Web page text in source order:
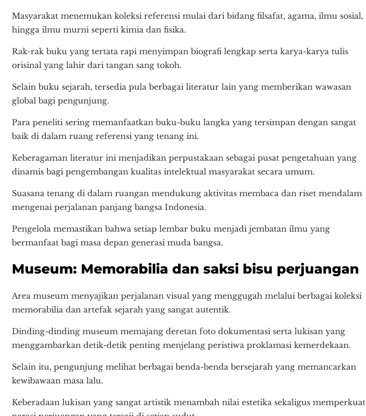
Masyarakat menemukan koleksi referensi mulai dari bidang filsafat, agama, ilmu sosial,
hingga ilmu murni seperti kimia dan fisika.
Rak-rak buku yang tertata rapi menyimpan biografi lengkap serta karya-karya tulis
orisinal yang lahir dari tangan sang tokoh.
Selain buku sejarah, tersedia pula berbagai literatur lain yang memberikan wawasan
global bagi pengunjung.
Para peneliti sering memanfaatkan buku-buku langka yang tersimpan dengan sangat
baik di dalam ruang referensi yang tenang ini.
Keberagaman literatur ini menjadikan perpustakaan sebagai pusat pengetahuan yang
dinamis bagi pengembangan kualitas intelektual masyarakat secara umum.
Suasana tenang di dalam ruangan mendukung aktivitas membaca dan riset mendalam
mengenai perjalanan panjang bangsa Indonesia.
Pengelola memastikan bahwa setiap lembar buku menjadi jembatan ilmu yang
bermanfaat bagi masa depan generasi muda bangsa.
Museum: Memorabilia dan saksi bisu perjuangan
Area museum menyajikan perjalanan visual yang menggugah melalui berbagai koleksi
memorabilia dan artefak sejarah yang sangat autentik.
Dinding-dinding museum memajang deretan foto dokumentasi serta lukisan yang
menggambarkan detik-detik penting menjelang peristiwa proklamasi kemerdekaan.
Selain itu, pengunjung melihat berbagai benda-benda bersejarah yang memancarkan
kewibawaan masa lalu.
Keberadaan lukisan yang sangat artistik menambah nilai estetika sekaligus memperkuat